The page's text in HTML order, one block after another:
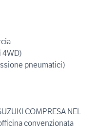
4WD)
pneumatici)
COMPRESA NEL
convenzionata